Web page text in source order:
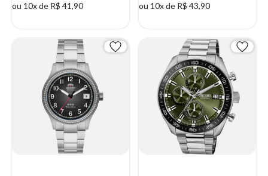
ou 10x de R$ 41,90 ou 10x de R$ 43,90